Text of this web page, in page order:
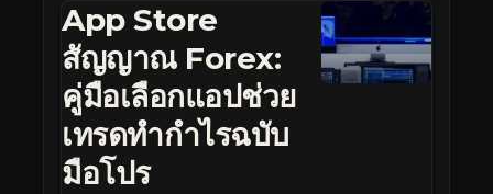
App Store
สัญญาณ Forex:
คู่มือเลือกแอปช่วย
เทรดทำกำไรฉบับ
มือโปร